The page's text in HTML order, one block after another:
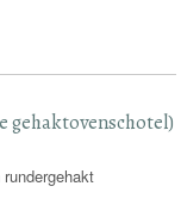
gehaktovenschotel)